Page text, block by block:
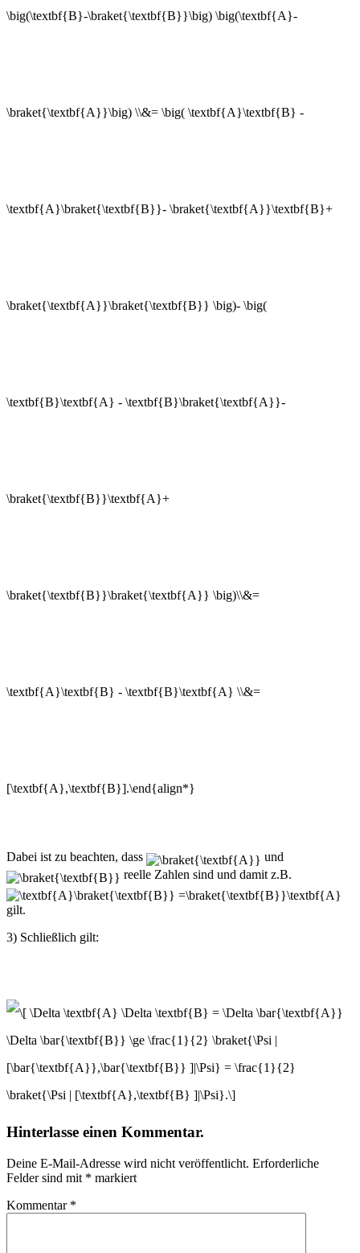
Dabei ist zu beachten, dass
und
reelle Zahlen sind und damit z.B.
gilt.
3) Schließlich gilt:
Hinterlasse einen Kommentar.
Deine E-Mail-Adresse wird nicht veröffentlicht. Erforderliche
Felder sind mit * markiert
Kommentar *